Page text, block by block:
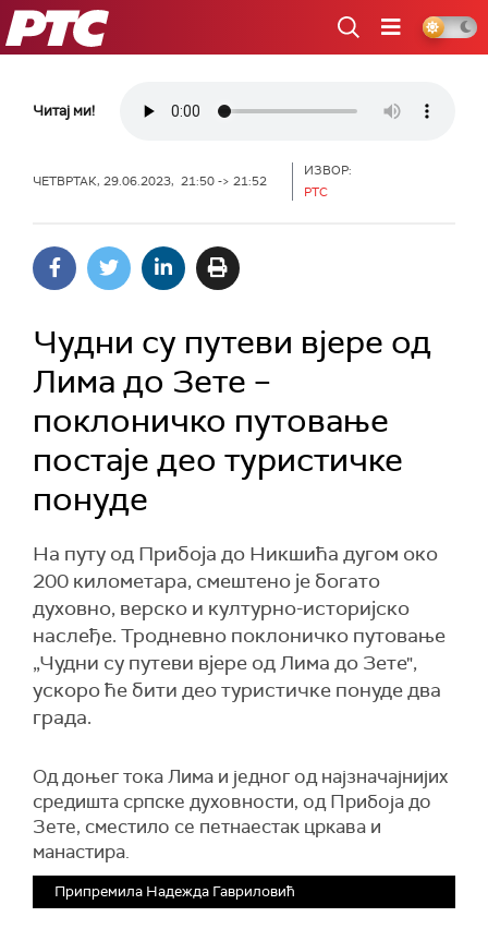
РТС
Читај ми!
ЧЕТВРТАК, 29.06.2023, 21:50 -> 21:52
ИЗВОР:
РТС
Чудни су путеви вјере од
Лима до Зете –
поклоничко путовање
постаје део туристичке
понуде
На путу од Прибоја до Никшића дугом око
200 километара, смештено је богато
духовно, верско и културно-историјско
наслеђе. Тродневно поклоничко путовање
„Чудни су путеви вјере од Лима до Зете",
ускоро ће бити део туристичке понуде два
града.
Оддоњег тока Лима и једног од најзначајнијих
средишта српске духовности, од Прибоја до
Зете, сместило се петнаестак цркава и
манастира.
Припремила Надежда Гавриловић